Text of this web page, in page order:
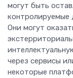
могут быть
контролируемые
Они могут
через сервисы
некоторые